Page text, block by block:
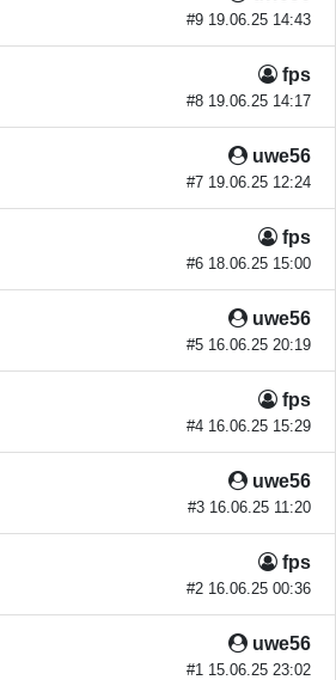
#9 19.06.25 14:43
fps
#8 19.06.25 14:17
uwe56
#7 19.06.25 12:24
fps
#6 18.06.25 15:00
uwe56
#5 16.06.25 20:19
fps
#4 16.06.25 15:29
uwe56
#3 16.06.25 11:20
fps
#2 16.06.25 00:36
uwe56
#1 15.06.25 23:02